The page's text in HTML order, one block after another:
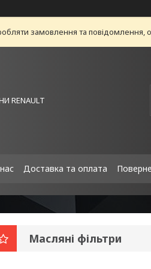
замовлення та повідомлення,
RENAULT
Доставка та оплата
Масляні фільтри